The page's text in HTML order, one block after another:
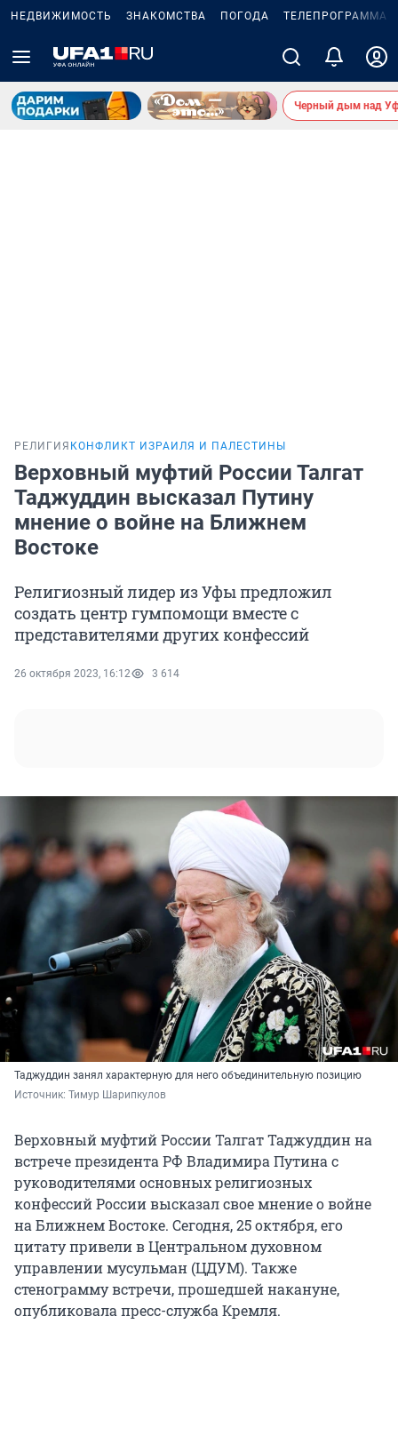
НЕДВИЖИМОСТЬ ЗНАКОМСТВА ПОГОДА ТЕЛЕПРОГРАММА
Черный дым над
РЕЛИГИЯ КОНФЛИКТ ИЗРАИЛЯ И ПАЛЕСТИНЫ
Верховный муфтий России Талгат
Таджуддин высказал Путину
мнение о войне на Ближнем
Востоке
Религиозный лидер из Уфы предложил
создать центр гумпомощи вместе с
представителями других конфессий
26 октября 2023, 16:12 3 614
Таджуддин занял характерную для него объединительную позицию
Источник: Тимур Шарипкулов
Верховный муфтий России Талгат Таджуддин на
встрече президента РФ Владимира Путина с
руководителями основных религиозных
конфессий России высказал свое мнение о войне
на Ближнем Востоке. Сегодня, 25 октября, его
цитату привели в Центральном духовном
управлении мусульман (ЦДУМ). Также
стенограмму встречи, прошедшей накануне,
опубликовала пресс-служба Кремля.